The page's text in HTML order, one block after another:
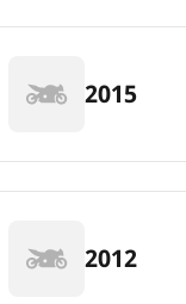
2015
2012